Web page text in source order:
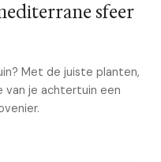
sfeer
Met de juiste planten,
van je achtertuin een